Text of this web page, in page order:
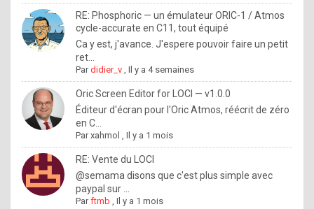
.
I
f
y
o
u
w
a
n
RE: Phosphoric — un émulateur ORIC-1 / Atmos
cycle-accurate en C11, tout équipé
Ca y est, j'avance. J'espere pouvoir faire un petit
ret...
Pardidier_v ,Il y a 4 semaines
Oric Screen Editor for LOCI — v1.0.0
Éditeur d'écran pour l'Oric Atmos, réécrit de zéro
en C...
Parxahmol ,Il y a 1 mois
RE: Vente du LOCI
@semama disons que c'est plus simple avec
paypal sur ...
Parftmb ,Il y a 1 mois